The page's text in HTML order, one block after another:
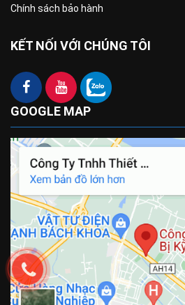
Chính sách bảo hành
KẾT NỐI VỚI CHÚNG TÔI
GOOGLE MAP